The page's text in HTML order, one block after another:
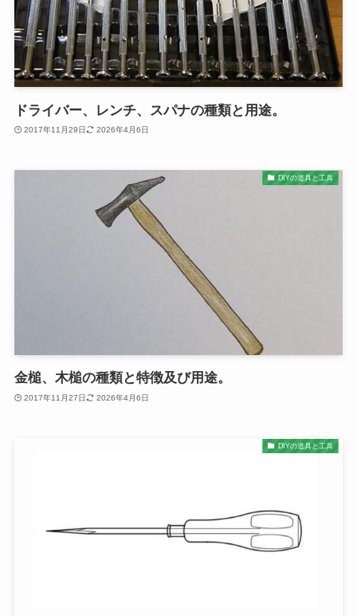
ドライバー、レンチ、スパナの種類と用途。
2017年11月29日 2026年4月6日
DIYの道具と工具
金槌、木槌の種類と特徴及び用途。
2017年11月27日 2026年4月6日
DIYの道具と工具